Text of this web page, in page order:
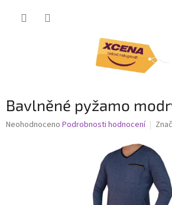
Bavlněné pyžamo
Průměrné
Neohodnoceno Podrobnosti hodnocení